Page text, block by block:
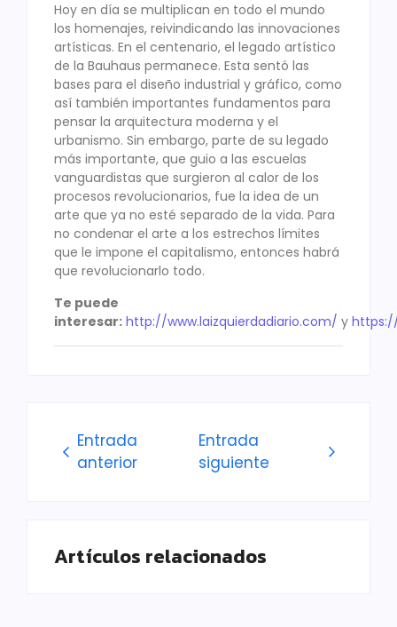
Hoy en día se multiplican en todo el mundo
los homenajes, reivindicando las innovaciones
artísticas. En el centenario, el legado artístico
de la Bauhaus permanece. Esta sentó las
bases para el diseño industrial y gráfico, como
así también importantes fundamentos para
pensar la arquitectura moderna y el
urbanismo. Sin embargo, parte de su legado
más importante, que guio a las escuelas
vanguardistas que surgieron al calor de los
procesos revolucionarios, fue la idea de un
arte que ya no esté separado de la vida. Para
no condenar el arte a los estrechos límites
que le impone el capitalismo, entonces habrá
que revolucionarlo todo.
Te puede
interesar: http://www.laizquierdadiario.com/ y
Entrada
anterior
Entrada
siguiente
Artículos relacionados